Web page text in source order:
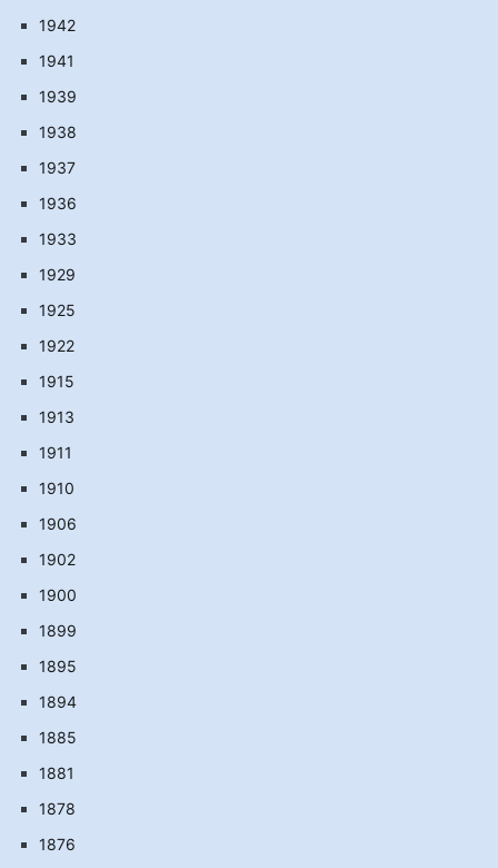
1942
1941
1939
1938
1937
1936
1933
1929
1925
1922
1915
1913
1911
1910
1906
1902
1900
1899
1895
1894
1885
1881
1878
1876